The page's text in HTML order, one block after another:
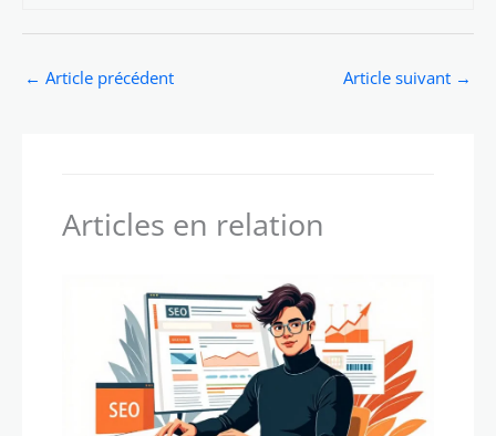
← Article précédent Article suivant →
Articles en relation